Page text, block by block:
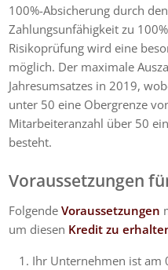
100%-Absicherung durch
Zahlungsunfähigkeit zu
Risikoprüfung wird eine
möglich. Der maximale
Jahresumsatzes in 2019,
unter 50 eine Obergrenze
Mitarbeiteranzahl über 50
besteht.
Voraussetzungen
FolgendeVoraussetzungen
um diesen Kredit zu
Ihr Unternehmen ist am